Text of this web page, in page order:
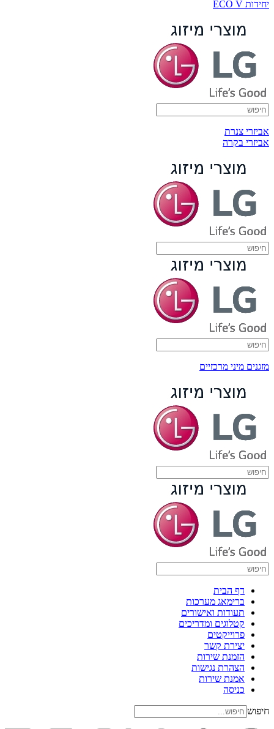
יחידות ECO V
אביזרי צנרת
אביזרי בקרה
מזגנים מיני מרכזיים
דף הבית
ברימאג מערכות
תעודות ואישורים
קטלוגים ומדריכים
פרוייקטים
יצירת קשר
הזמנת שירות
הצהרת נגישות
אמנת שירות
כניסה
חיפוש